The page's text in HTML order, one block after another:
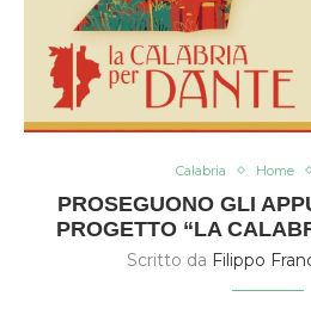
Calabria Home
PROSEGUONO GLI
PROGETTO “LA
Scritto da Filippo